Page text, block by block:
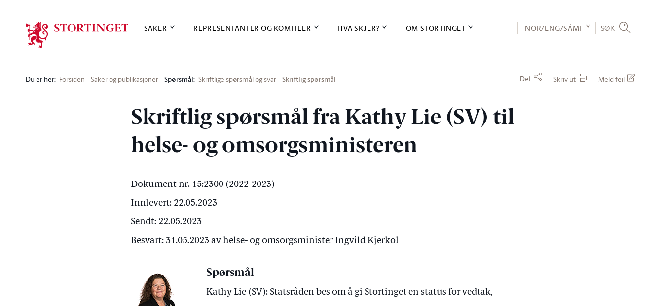
SAKER REPRESENTANTER OG KOMITEER HVA SKJER? OM STORTINGET NOR/ENG/SÁMI SØK
Du er her: Forsiden Saker og publikasjoner Spørsmål: Skriftlige spørsmål og svar Skriftlig spørsmål Del Skriv ut Meld feil
Skriftlig spørsmål fra Kathy Lie (SV) til
helse- og omsorgsministeren
Dokument nr. 15:2300 (2022-2023)
Innlevert: 22.05.2023
Sendt: 22.05.2023
Besvart: 31.05.2023 av helse- og omsorgsminister Ingvild Kjerkol
Spørsmål
Kathy Lie (SV): Statsråden bes om å gi Stortinget en status for vedtak,